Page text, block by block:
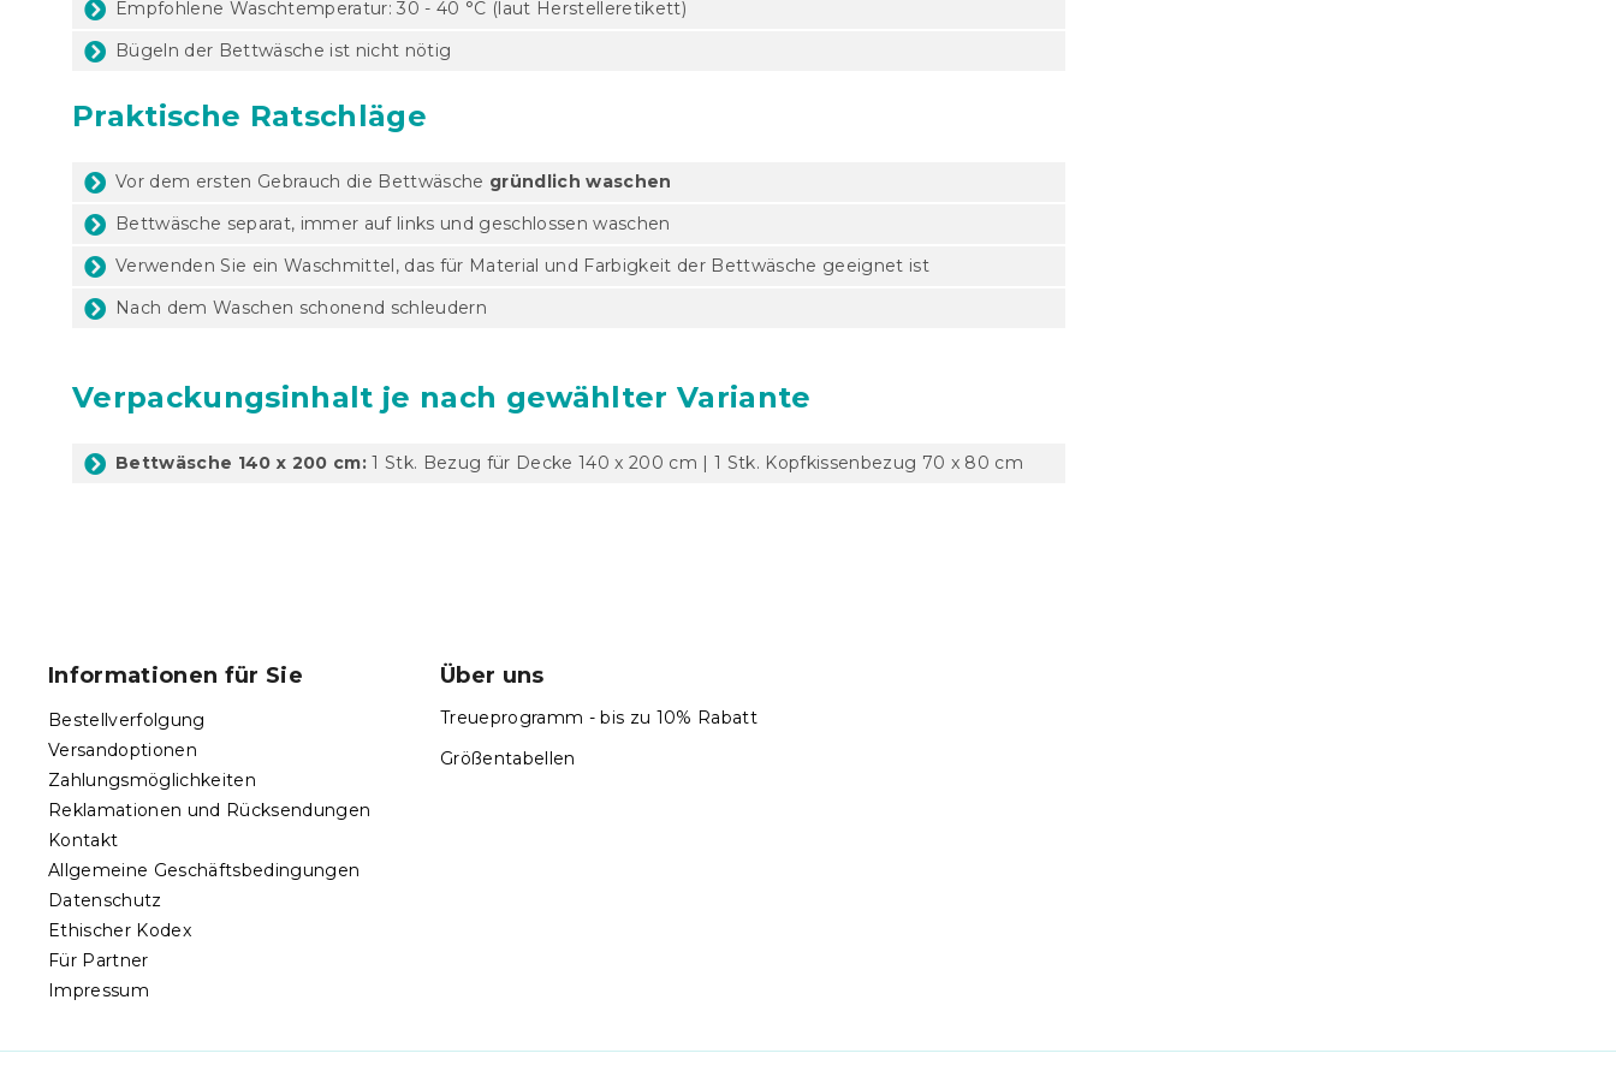
Empfohlene Waschtemperatur: 30 - 40 °C (laut Herstelleretikett)
Bügeln der Bettwäsche ist nicht nötig
Praktische Ratschläge
Vor dem ersten Gebrauch die Bettwäsche gründlich waschen
Bettwäsche separat, immer auf links und geschlossen waschen
Verwenden Sie ein Waschmittel, das für Material und Farbigkeit der Bettwäsche geeignet ist
Nach dem Waschen schonend schleudern
Verpackungsinhalt je nach gewählter Variante
Bettwäsche 140 x 200 cm: 1 Stk. Bezug für Decke 140 x 200 cm | 1 Stk. Kopfkissenbezug 70 x 80 cm
Informationen für Sie
Bestellverfolgung
Versandoptionen
Zahlungsmöglichkeiten
Reklamationen und Rücksendungen
Kontakt
Allgemeine Geschäftsbedingungen
Datenschutz
Ethischer Kodex
Für Partner
Impressum
Über uns
Treueprogramm - bis zu 10% Rabatt
Größentabellen